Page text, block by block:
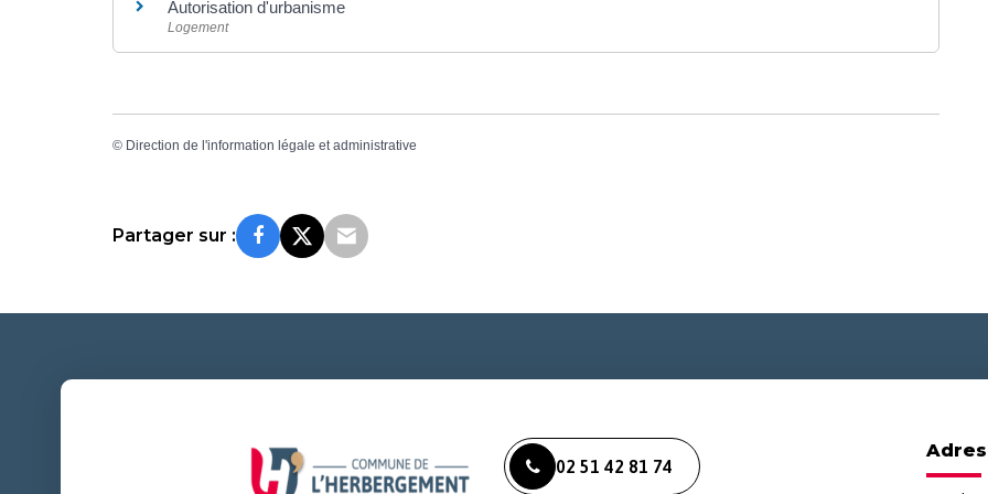
Autorisation d'urbanisme
Logement
© Direction de l'information légale et administrative
Partager sur :
02 51 42 81 74